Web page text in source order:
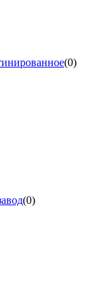
(0)
(0)